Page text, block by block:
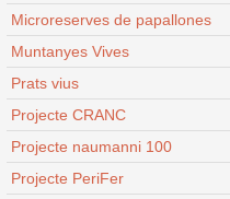
Microreserves de papallones
Muntanyes Vives
Prats vius
Projecte CRANC
Projecte naumanni 100
Projecte PeriFer